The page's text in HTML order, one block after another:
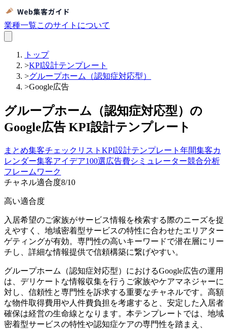
業種一覧このサイトについて
トップ
>KPI設計テンプレート
>グループホーム（認知症対応型）
>Google広告
グループホーム（認知症対応型）の
Google広告 KPI設計テンプレート
まとめ集客チェックリスト KPI設計テンプレート 年間集客カ
レンダー集客アイデア100選広告費シミュレーター競合分析
フレームワーク
チャネル適合度8/10
高い適合度
入居希望のご家族がサービス情報を検索する際のニーズを捉
えやすく、地域密着型サービスの特性に合わせたエリアター
ゲティングが有効。専門性の高いキーワードで潜在層にリー
チし、詳細な情報提供で信頼構築に繋げやすい。
グループホーム（認知症対応型）におけるGoogle広告の運用
は、デリケートな情報収集を行うご家族やケアマネジャーに
対し、信頼性と専門性を訴求する重要なチャネルです。高額
な物件取得費用や人件費負担を考慮すると、安定した入居者
確保は経営の生命線となります。本テンプレートでは、地域
密着型サービスの特性や認知症ケアの専門性を踏まえ、